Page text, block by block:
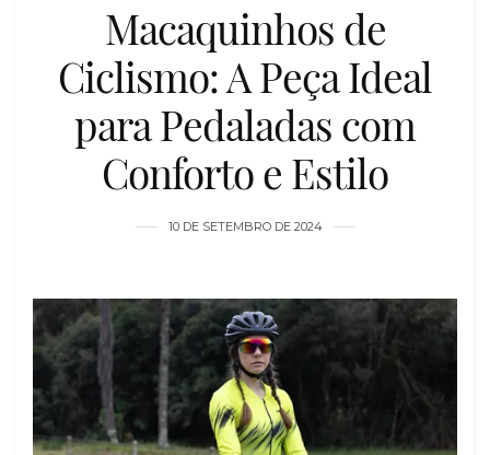
Macaquinhos de
Ciclismo: A Peça Ideal
para Pedaladas com
Conforto e Estilo
10 DE SETEMBRO DE 2024